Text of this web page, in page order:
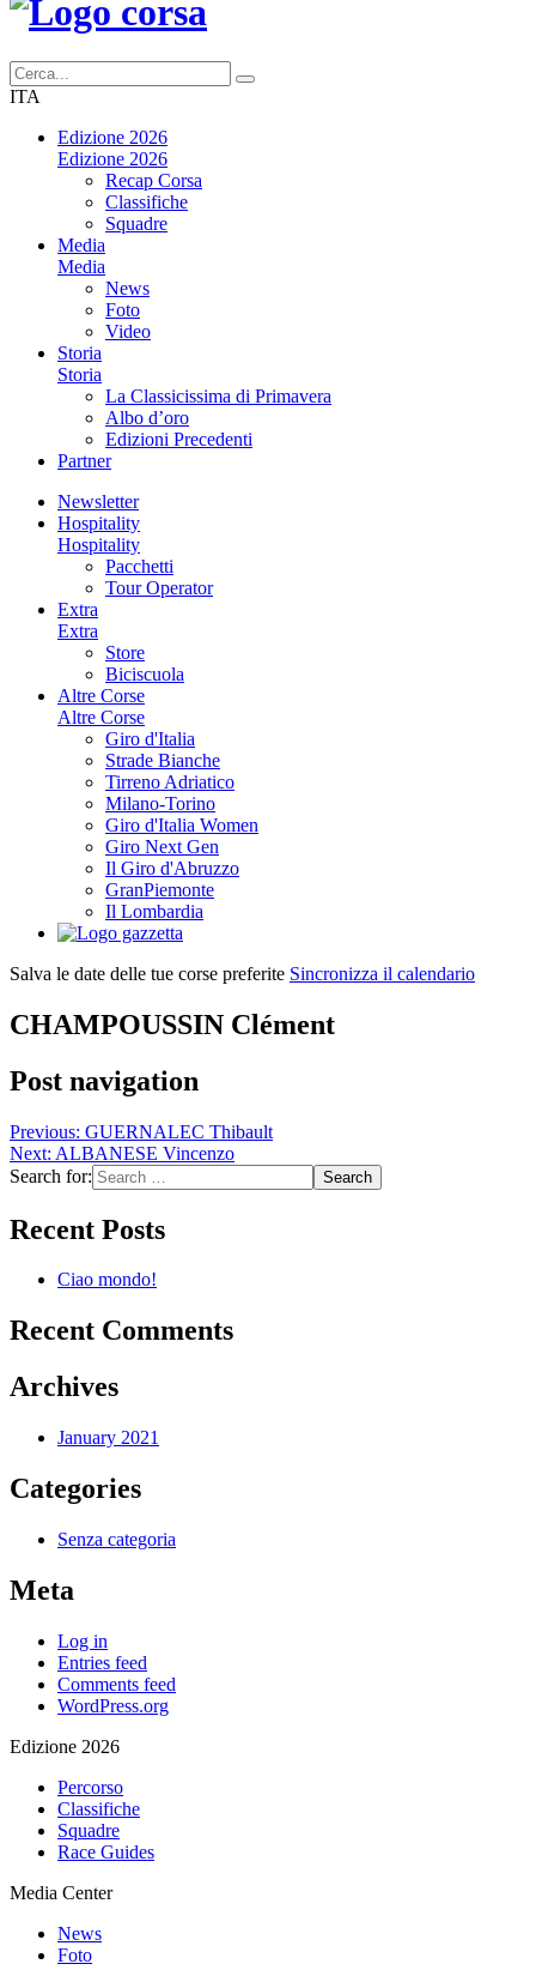
ITA
Edizione 2026
Edizione 2026
Recap Corsa
Classifiche
Squadre
Media
Media
News
Foto
Video
Storia
Storia
La Classicissima di Primavera
Albo d’oro
Edizioni Precedenti
Partner
Newsletter
Hospitality
Hospitality
Pacchetti
Tour Operator
Extra
Extra
Store
Biciscuola
Altre Corse
Altre Corse
Giro d'Italia
Strade Bianche
Tirreno Adriatico
Milano-Torino
Giro d'Italia Women
Giro Next Gen
Il Giro d'Abruzzo
GranPiemonte
Il Lombardia
Salva le date delle tue corse preferite Sincronizza il calendario
CHAMPOUSSIN Clément
Post navigation
Previous: GUERNALEC Thibault
Next: ALBANESE Vincenzo
Search for:
Recent Posts
Ciao mondo!
Recent Comments
Archives
January 2021
Categories
Senza categoria
Meta
Log in
Entries feed
Comments feed
WordPress.org
Edizione 2026
Percorso
Classifiche
Squadre
Race Guides
Media Center
News
Foto